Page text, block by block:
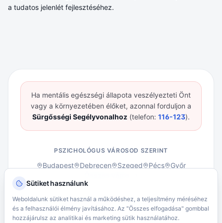
Sütiket használunk
Weboldalunk sütiket használ a működéshez, a teljesítmény méréséhez
és a felhasználói élmény javításához. Az "Összes elfogadása" gombbal
hozzájárulsz az analitikai és marketing sütik használatához.
a tudatos jelenlét fejlesztéséhez.
Ha mentális egészségi állapota veszélyezteti Önt
vagy a környezetében élőket, azonnal forduljon a
Sürgősségi Segélyvonalhoz (telefon: 116-123).
PSZICHOLÓGUS VÁROSOD SZERINT
Budapest Debrecen Szeged Pécs
Győr
ÁSZF – KlienseknekÁSZF – Pszichológusoknak
Adatvédelmi Tájékoztató Kliens portál belépés